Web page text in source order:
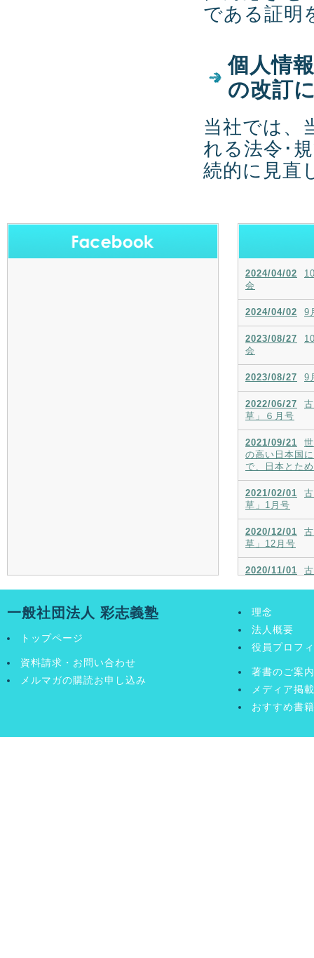
である証明
個人情
の改訂
当社では、
れる法令･
続的に見直
2024/04/02
会
2024/04/02 9
2023/08/27
会
2023/08/27 9
2022/06/27
草」６月号
2021/09/21
の高い日本国
で、日本とた
2021/02/01
草」1月号
2020/12/01
草」12月号
2020/11/01
2020/10/01
草」10月号
一般社団法人 彩志義塾
トップページ
資料請求・お問い合わせ
メルマガの購読お申し込み
理念
法人概要
役員プロフ
著書のご案
メディア掲
おすすめ書